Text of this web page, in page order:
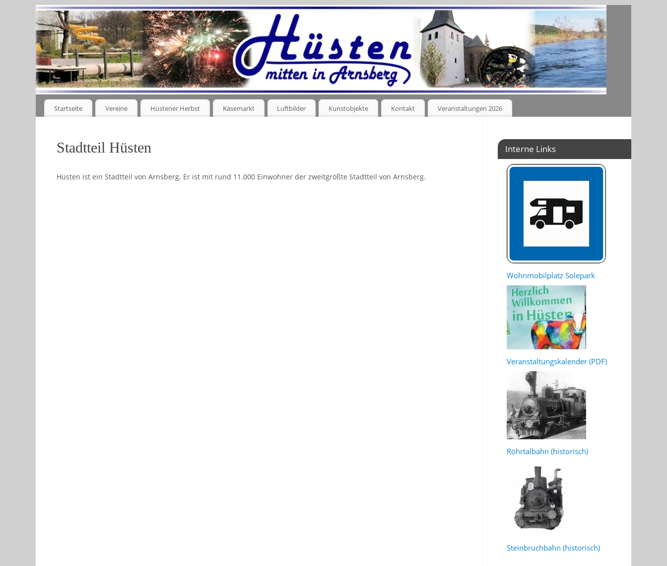
Startseite Vereine Hüstener Herbst Käsemarkt Luftbilder Kunstobjekte Kontakt Veranstaltungen 2026
Stadtteil Hüsten
Hüsten ist ein Stadtteil von Arnsberg. Er ist mit rund 11.000 Einwohner der zweitgrößte Stadtteil von Arnsberg.
Interne Links
Wohnmobilplatz Solepark
Veranstaltungskalender (PDF)
Röhrtalbahn (historisch)
Steinbruchbahn (historisch)